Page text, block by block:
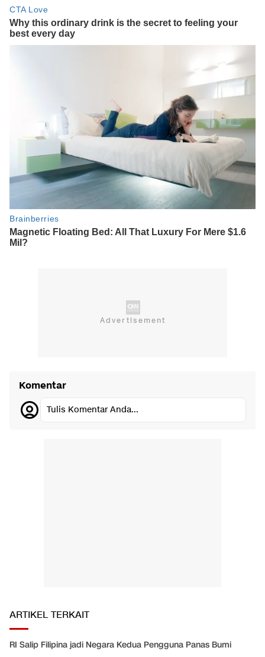
Komentar
Tulis Komentar Anda...
ARTIKEL TERKAIT
RI Salip Filipina jadi Negara Kedua Pengguna Panas Bumi